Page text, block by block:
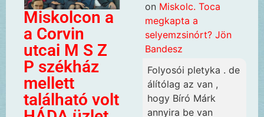
Miskolcon a
a Corvin
utcai M S Z
P székház
mellett
található volt
on Miskolc. Toca
megkapta a
selyemzsinórt? Jön
Bandesz
Folyosói pletyka . de
álítólag az van ,
hogy Bíró Márk
annyira be van